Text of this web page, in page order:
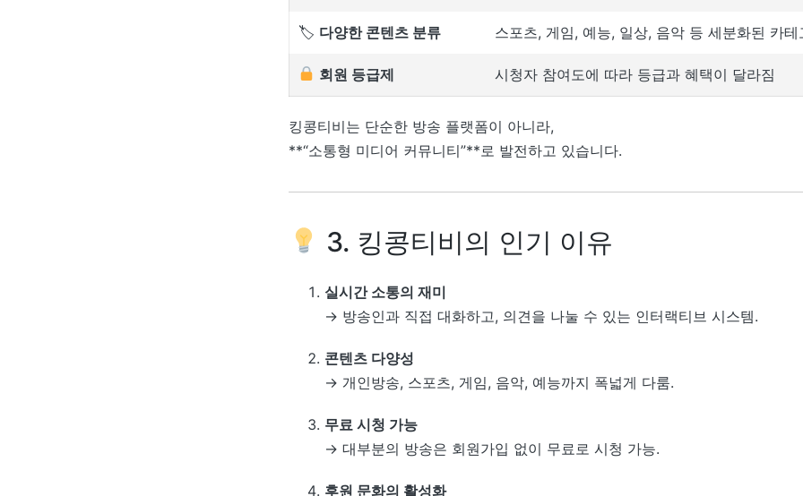
🏷 다양한 콘텐츠 분류 스포츠, 게임, 예능, 일상, 음악 등 세분화된 카테
회원 등급제 시청자 참여도에 따라 등급과 혜택이 달라짐
킹콩티비는 단순한 방송 플랫폼이 아니라,
**“소통형 미디어 커뮤니티”**로 발전하고 있습니다.
3. 킹콩티비의 인기 이유
실시간 소통의 재미
→ 방송인과 직접 대화하고, 의견을 나눌 수 있는 인터랙티브 시스템.
콘텐츠 다양성
→ 개인방송, 스포츠, 게임, 음악, 예능까지 폭넓게 다룸.
무료 시청 가능
→ 대부분의 방송은 회원가입 없이 무료로 시청 가능.
후원 문화의 활성화